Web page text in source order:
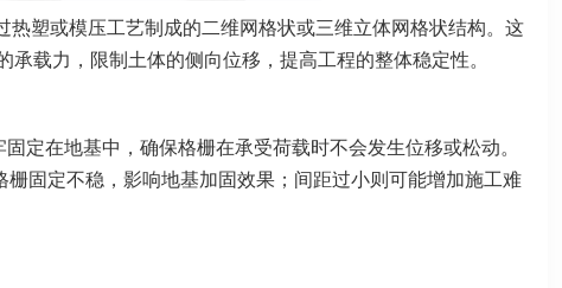
塑或模压工艺制成的二维网格状或三维立体网格状结构。这
载力，限制土体的侧向位移，提高工程的整体稳定性。
定在地基中，确保格栅在承受荷载时不会发生位移或松动。
固定不稳，影响地基加固效果；间距过小则可能增加施工难